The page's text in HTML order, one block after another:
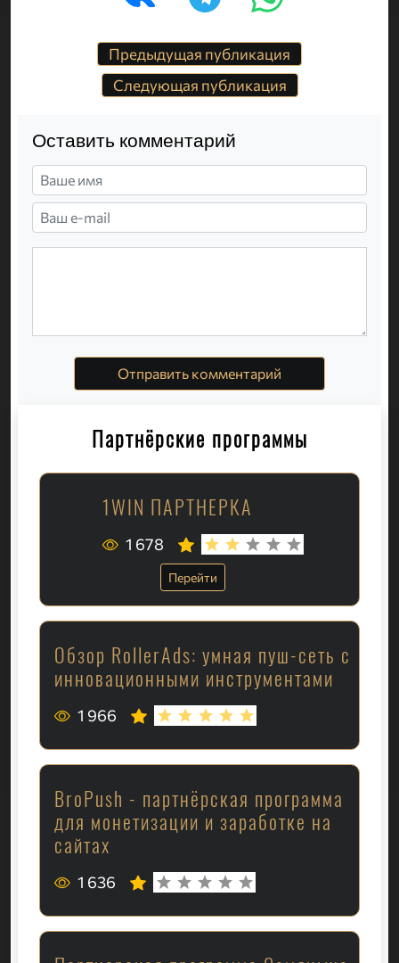
Предыдущая публикация
Следующая публикация
Оставить комментарий
Отправить комментарий
Партнёрские программы
1WIN ПАРТНЕРКА
1 678
Перейти
Обзор RollerAds: умная пуш-сеть с
инновационными инструментами
1 966
BroPush - партнёрская программа
для монетизации и заработке на
сайтах
1 636